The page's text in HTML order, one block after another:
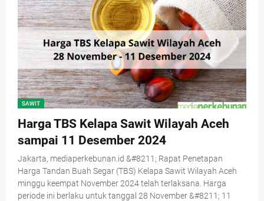
SAWIT
Harga TBS Kelapa Sawit Wilayah Aceh
sampai 11 Desember 2024
Jakarta, mediaperkebunan.id &#8211; Rapat Penetapan
Harga Tandan Buah Segar (TBS) Kelapa Sawit Wilayah Aceh
minggu keempat November 2024 telah terlaksana. Harga
periode ini berlaku untuk tanggal 28 November &#8211; 11